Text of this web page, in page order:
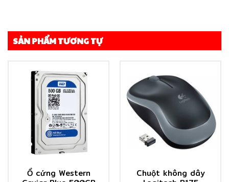
SẢN PHẨM TƯƠNG TỰ
Ổ cứng Western
Chuột không dây